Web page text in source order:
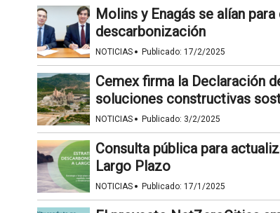
Molins y Enagás se alían
descarbonización
NOTICIAS · Publicado: 17/2/2025
Cemex firma la Declaración
soluciones constructivas
NOTICIAS · Publicado: 3/2/2025
Consulta pública para
Largo Plazo
NOTICIAS · Publicado: 17/1/2025